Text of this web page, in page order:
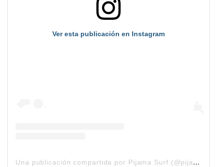
Ver esta publicación en Instagram
U
na publicación compartida por Pijama Surf (@pijama_surf)